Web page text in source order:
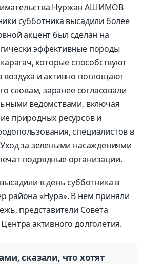
Нуржан АШИМОВ
субботника высадили более
акцент был сделан на
эффективные породы
которые способствуют
воздуха и активно поглощают
словам, заранее согласовали
ведомствами, включая
природных ресурсов и
специалистов в
за зелеными насаждениями
подрядные организации.
в день субботника в
района «Нура». В нем приняли
представители Совета
активного долголетия.
сказали, что хотят